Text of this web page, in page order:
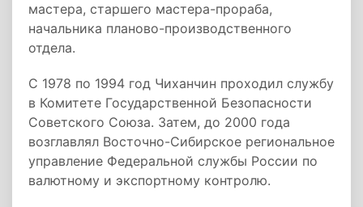
мастера, старшего мастера-прораба,
начальника планово-производственного
отдела.
С 1978 по 1994 год Чиханчин проходил службу
в Комитете Государственной Безопасности
Советского Союза. Затем, до 2000 года
возглавлял Восточно-Сибирское региональное
управление Федеральной службы России по
валютному и экспортному контролю.